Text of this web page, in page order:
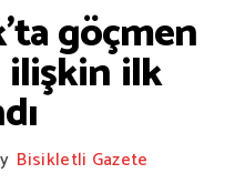
göçmen
ilişkin ilk
Bisikletli Gazete